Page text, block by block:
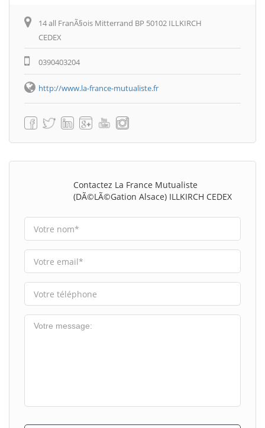
14 all FranÃ§ois Mitterrand BP 50102 ILLKIRCH
CEDEX
0390403204
http://www.la-france-mutualiste.fr
Contactez La France Mutualiste
(DÃ©lÃ©gation Alsace) ILLKIRCH CEDEX